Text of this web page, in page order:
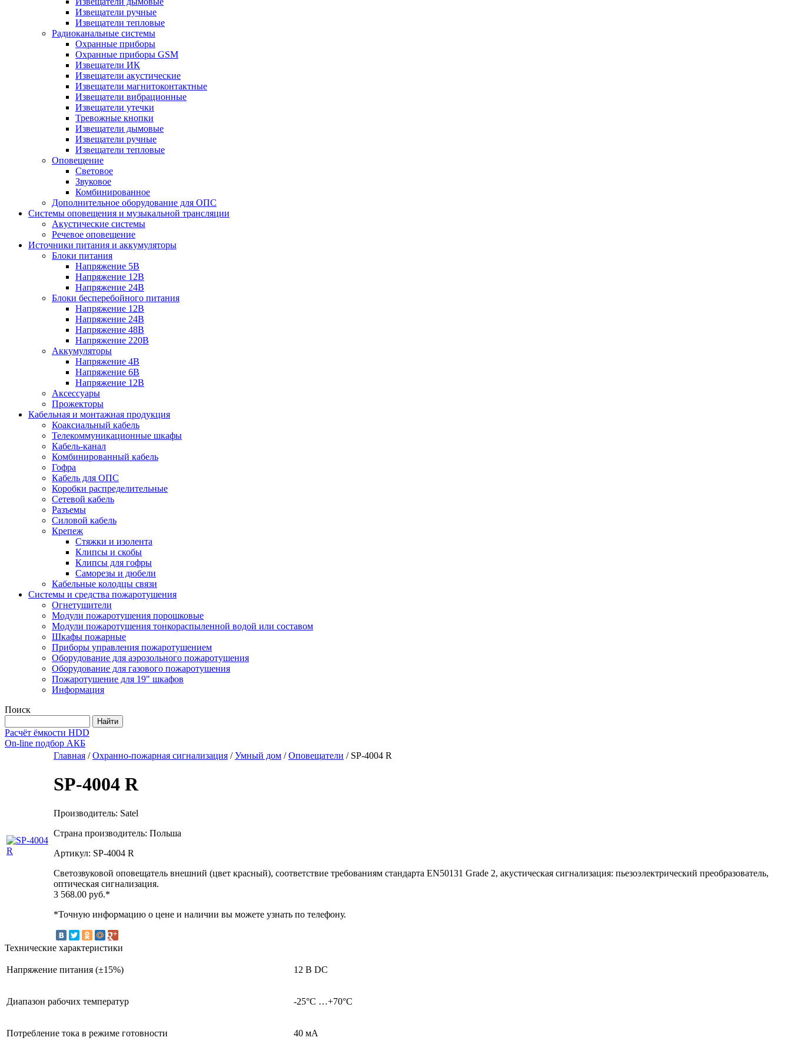
Извещатели ручные
Извещатели тепловые
Радиоканальные системы
Охранные приборы
Охранные приборы GSM
Извещатели ИК
Извещатели акустические
Извещатели магнитоконтактные
Извещатели вибрационные
Извещатели утечки
Тревожные кнопки
Извещатели дымовые
Извещатели ручные
Извещатели тепловые
Оповещение
Световое
Звуковое
Комбинированное
Дополнительное оборудование для ОПС
Системы оповещения и музыкальной трансляции
Акустические системы
Речевое оповещение
Источники питания и аккумуляторы
Блоки питания
Напряжение 5В
Напряжение 12В
Напряжение 24В
Блоки бесперебойного питания
Напряжение 12В
Напряжение 24В
Напряжение 48В
Напряжение 220В
Аккумуляторы
Напряжение 4В
Напряжение 6В
Напряжение 12В
Аксессуары
Прожекторы
Кабельная и монтажная продукция
Коаксиальный кабель
Телекоммуникационные шкафы
Кабель-канал
Комбинированный кабель
Гофра
Кабель для ОПС
Коробки распределительные
Сетевой кабель
Разъемы
Силовой кабель
Крепеж
Стяжки и изолента
Клипсы и скобы
Клипсы для гофры
Саморезы и дюбели
Кабельные колодцы связи
Системы и средства пожаротушения
Огнетушители
Модули пожаротушения порошковые
Модули пожаротушения тонкораспыленной водой или составом
Шкафы пожарные
Приборы управления пожаротушением
Оборудование для аэрозольного пожаротушения
Оборудование для газового пожаротушения
Пожаротушение для 19" шкафов
Информация
Поиск
Расчёт ёмкости HDD
On-line подбор АКБ
Главная / Охранно-пожарная сигнализация / Умный дом / Оповещатели / SP-4004 R
SP-4004 R
Производитель: Satel
Страна производитель: Польша
Артикул: SP-4004 R
Светозвуковой оповещатель внешний (цвет красный), соответствие требованиям стандарта EN50131 Grade 2, акустическая сигнализация: пьезоэлектрический преобразователь,
оптическая сигнализация.
3 568.00 руб.*
*Точную информацию о цене и наличии вы можете узнать по телефону.
Технические характеристики
Напряжение питания (±15%) 12 В DC
Диапазон рабочих температур -25°C …+70°C
Потребление тока в режиме готовности 40 мА